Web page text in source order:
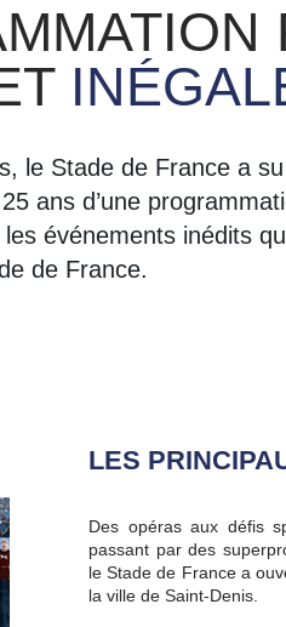
le Stade de France a
25 ans d’une
événements inédits
de France.
LES
Des opéras aux défis
passant par des
le Stade de France a
la ville de Saint-Denis.